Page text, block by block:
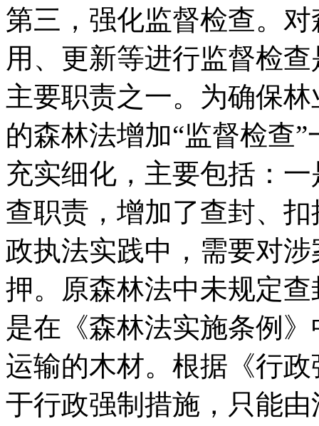
第三，强化监督检查。
用、更新等进行监督检
主要职责之一。为确保
的森林法增加“监督检查
充实细化，主要包括：
查职责，增加了查封、
政执法实践中，需要对
押。原森林法中未规定
是在《森林法实施条例
运输的木材。根据《行
于行政强制措施，只能